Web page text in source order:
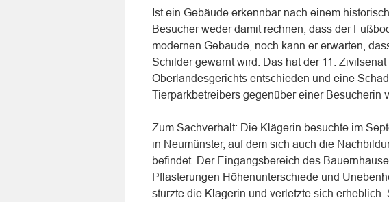
Ist ein Gebäude erkennbar nach einem
Besucher weder damit rechnen, dass der
modernen Gebäude, noch kann er erwarten,
Schilder gewarnt wird. Das hat der 11.
Oberlandesgerichts entschieden und eine
Tierparkbetreibers gegenüber einer Besucherin
Zum Sachverhalt: Die Klägerin besuchte im
in Neumünster, auf dem sich auch die
befindet. Der Eingangsbereich des
Pflasterungen Höhenunterschiede und
stürzte die Klägerin und verletzte sich